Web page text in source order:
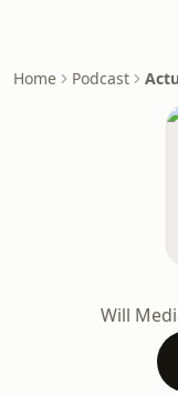
Home Podcast
Will